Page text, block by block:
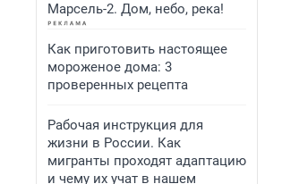
Марсель-2. Дом, небо, река!
Как приготовить настоящее
мороженое дома: 3
проверенных рецепта
Рабочая инструкция для
жизни в России. Как
мигранты проходят адаптацию
и чему их учат в нашем